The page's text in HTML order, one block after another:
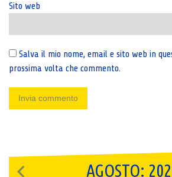
Sito web
Salva il mio nome, email e sito web in
prossima volta che commento.
AGOSTO: